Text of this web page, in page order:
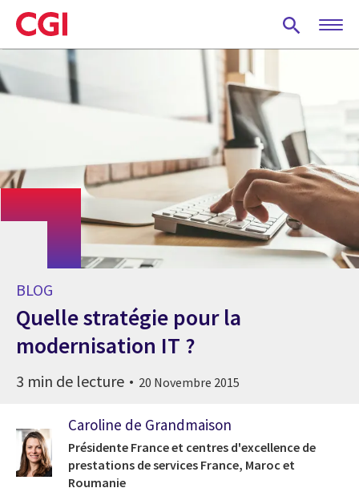
Skip
to
main
BLOG
Quelle stratégie pour la
modernisation IT ?
3 min de lecture 20 Novembre 2015
Caroline de Grandmaison
Présidente France et centres d'excellence de
prestations de services France, Maroc et
Roumanie